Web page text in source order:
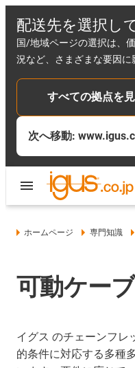
配送先を選択し
国/地域ページの選択は、
況など、さまざまな要因に
すべての拠点を
次へ移動:
ホームページ 専門知識
可動ケー
イグス のチェーンフレ
的条件に対応する多種